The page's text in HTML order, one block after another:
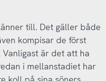
till. Det gäller både
kompisar de först
är det att ha
i mellanstadiet har